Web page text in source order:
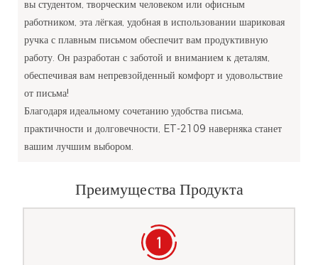
вы студентом, творческим человеком или офисным
работником, эта лёгкая, удобная в использовании шариковая
ручка с плавным письмом обеспечит вам продуктивную
работу. Он разработан с заботой и вниманием к деталям,
обеспечивая вам непревзойденный комфорт и удовольствие
от письма!
Благодаря идеальному сочетанию удобства письма,
практичности и долговечности, ET-2109 наверняка станет
вашим лучшим выбором.
Преимущества Продукта